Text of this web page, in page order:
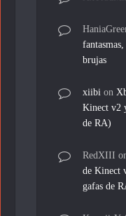
brujas
xiibi on
Kinect v2
de RA)
RedXIII
de Kinect
gafas de